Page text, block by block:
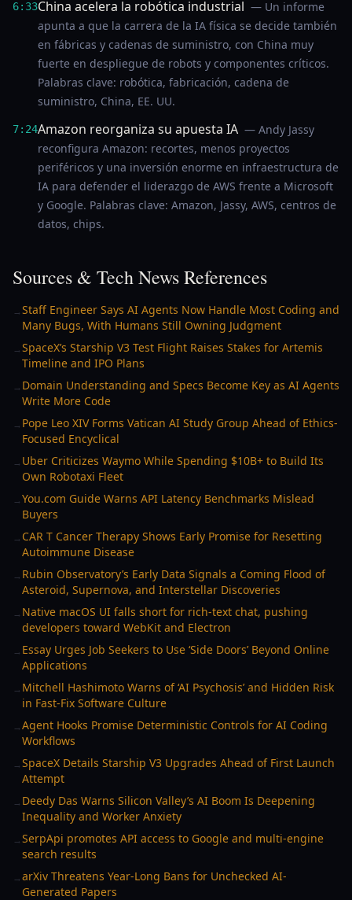
6:33China acelera la robótica industrial — Un informe
apunta a que la carrera de la IA física se decide también
en fábricas y cadenas de suministro, con China muy
fuerte en despliegue de robots y componentes críticos.
Palabras clave: robótica, fabricación, cadena de
suministro, China, EE. UU.
7:24Amazon reorganiza su apuesta IA — Andy Jassy
reconfigura Amazon: recortes, menos proyectos
periféricos y una inversión enorme en infraestructura de
IA para defender el liderazgo de AWS frente a Microsoft
y Google. Palabras clave: Amazon, Jassy, AWS, centros de
datos, chips.
Sources & Tech News References
→Staff Engineer Says AI Agents Now Handle Most Coding and
Many Bugs, With Humans Still Owning Judgment
→SpaceX’s Starship V3 Test Flight Raises Stakes for Artemis
Timeline and IPO Plans
→ Domain Understanding and Specs Become Key as AI Agents
Write More Code
→ Pope Leo XIV Forms Vatican AI Study Group Ahead of Ethics-
Focused Encyclical
→ Uber Criticizes Waymo While Spending $10B+ to Build Its
Own Robotaxi Fleet
→You.com Guide Warns API Latency Benchmarks Mislead
Buyers
→ CAR T Cancer Therapy Shows Early Promise for Resetting
Autoimmune Disease
→ Rubin Observatory’s Early Data Signals a Coming Flood of
Asteroid, Supernova, and Interstellar Discoveries
→ Native macOS UI falls short for rich-text chat, pushing
developers toward WebKit and Electron
→ Essay Urges Job Seekers to Use ‘Side Doors’ Beyond Online
Applications
→ Mitchell Hashimoto Warns of ‘AI Psychosis’ and Hidden Risk
in Fast-Fix Software Culture
→Agent Hooks Promise Deterministic Controls for AI Coding
Workflows
→SpaceX Details Starship V3 Upgrades Ahead of First Launch
Attempt
→ Deedy Das Warns Silicon Valley’s AI Boom Is Deepening
Inequality and Worker Anxiety
→SerpApi promotes API access to Google and multi-engine
search results
→arXiv Threatens Year-Long Bans for Unchecked AI-
Generated Papers